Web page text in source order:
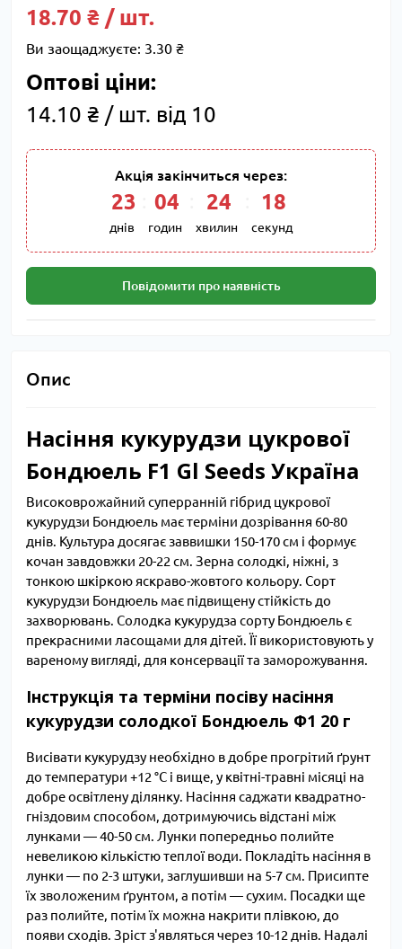
18.70 ₴ / шт.
Ви заощаджуєте: 3.30 ₴
Оптові ціни:
14.10 ₴ / шт. від 10
Акція закінчиться через:
23
днів
04
годин
24
хвилин
17
секунд
Повідомити про наявність
Опис
Насіння кукурудзи цукрової
Бондюель F1 Gl Seeds Україна
Високоврожайний суперранній гібрид цукрової
кукурудзи Бондюель має терміни дозрівання 60-80
днів. Культура досягає заввишки 150-170 см і формує
кочан завдовжки 20-22 см. Зерна солодкі, ніжні, з
тонкою шкіркою яскраво-жовтого кольору. Сорт
кукурудзи Бондюель має підвищену стійкість до
захворювань. Солодка кукурудза сорту Бондюель є
прекрасними ласощами для дітей. Її використовують у
вареному вигляді, для консервації та заморожування.
Інструкція та терміни посіву насіння
кукурудзи солодкої Бондюель Ф1 20 г
Висівати кукурудзу необхідно в добре прогрітий ґрунт
до температури +12 °C і вище, у квітні-травні місяці на
добре освітлену ділянку. Насіння саджати квадратно-
гніздовим способом, дотримуючись відстані між
лунками — 40-50 см. Лунки попередньо полийте
невеликою кількістю теплої води. Покладіть насіння в
лунки — по 2-3 штуки, заглушивши на 5-7 см. Присипте
їх зволоженим ґрунтом, а потім — сухим. Посадки ще
раз полийте, потім їх можна накрити плівкою, до
появи сходів. Зріст з'являться через 10-12 днів. Надалі